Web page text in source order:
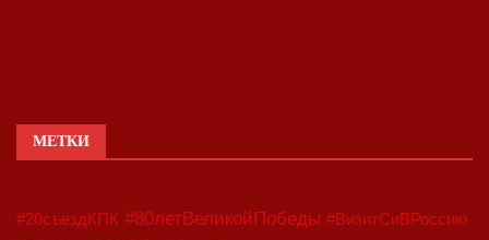
МЕТКИ
#20съездКПК #80летВеликойПобеды #ВизитСиВРоссию